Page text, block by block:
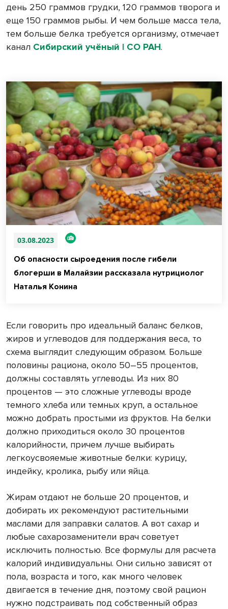
день 250 граммов грудки, 120 граммов творога и
еще 150 граммов рыбы. И чем больше масса тела,
тем больше белка требуется организму, отмечает
канал Сибирский учёный | СО РАН.
03.08.2023
Об опасности сыроедения после гибели
блогерши в Малайзии рассказала нутрициолог
Наталья Конина
Если говорить про идеальный баланс белков,
жиров и углеводов для поддержания веса, то
схема выглядит следующим образом. Больше
половины рациона, около 50–55 процентов,
должны составлять углеводы. Из них 80
процентов — это сложные углеводы вроде
темного хлеба или темных круп, а остальное
можно добрать простыми из фруктов. На белки
должно приходиться около 30 процентов
калорийности, причем лучше выбирать
легкоусвояемые животные белки: курицу,
индейку, кролика, рыбу или яйца.
Жирам отдают не больше 20 процентов, и
добирать их рекомендуют растительными
маслами для заправки салатов. А вот сахар и
любые сахарозаменители врач советует
исключить полностью. Все формулы для расчета
калорий индивидуальны. Они сильно зависят от
пола, возраста и того, как много человек
двигается в течение дня, поэтому свой рацион
нужно подстраивать под собственный образ